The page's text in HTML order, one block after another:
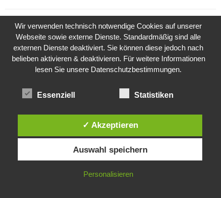
Die Geschichte der Kubushäuser
9. Juli 2018
Was ist denn das? -Mars „SOL 735“ Rover Curiosity
Die Brexit-Lüge (1/8 Teil)
3. November 2019
Die Straße radikalisiert jeden Tag ein Stückchen
Diese Website verwendet Cookies. Durch die weitere Nutzung dieser
Website stimmst du der Verwendung von Cookies zu.
IN ORDNUNG
Wir verwenden technisch notwendige Cookies auf unserer
Webseite sowie externe Dienste. Standardmäßig sind alle
externen Dienste deaktiviert. Sie können diese jedoch nach
belieben aktivieren & deaktivieren. Für weitere Informationen
lesen Sie unsere Datenschutzbestimmungen.
Essenziell Statistiken
✓ Akzeptieren
Auswahl speichern
Personalisieren